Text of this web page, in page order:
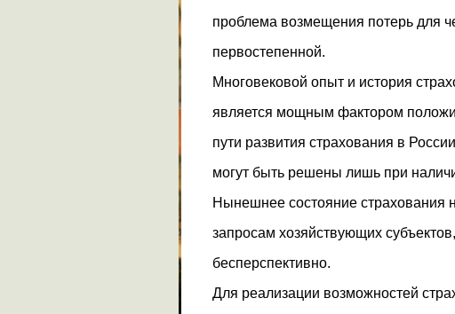
проблема возмещения потерь для
первостепенной.
Многовековой опыт и история
является мощным фактором
пути развития страхования в
могут быть решены лишь при
Нынешнее состояние страхования
запросам хозяйствующих
бесперспективно.
Для реализации возможностей